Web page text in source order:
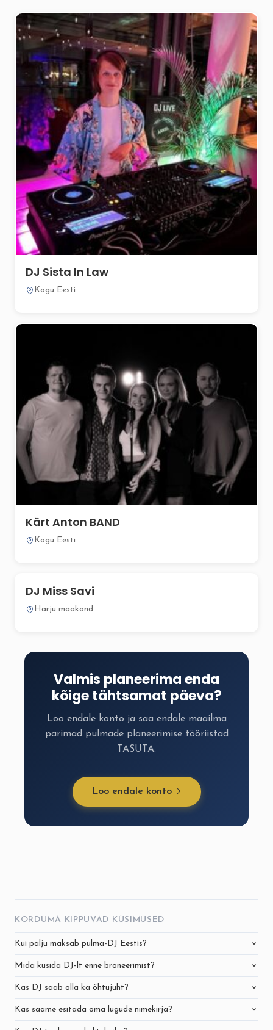
DJ Sista In Law
Kogu Eesti
Kärt Anton BAND
Kogu Eesti
DJ Miss Savi
Harju maakond
Valmis planeerima enda
kõige tähtsamat päeva?
Loo endale konto ja saa endale maailma
parimad pulmade planeerimise tööriistad
TASUTA.
Loo endale konto
KORDUMA KIPPUVAD KÜSIMUSED
Kui palju maksab pulma-DJ Eestis?
Mida küsida DJ-lt enne broneerimist?
Kas DJ saab olla ka õhtujuht?
Kas saame esitada oma lugude nimekirja?